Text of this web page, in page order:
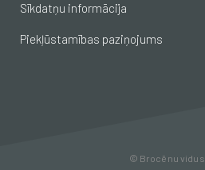
Sīkdatņu informācija
Piekļūstamības paziņojums
© Brocēnu